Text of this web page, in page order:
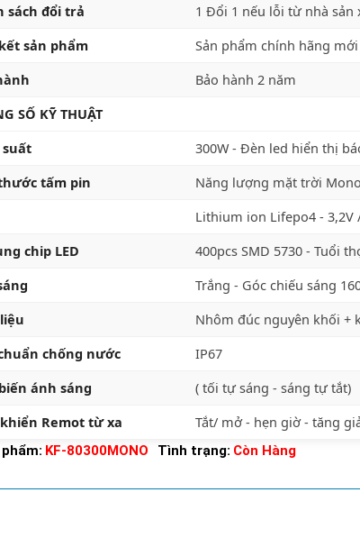
sách đổi trả
1 Đổi 1 nếu lỗi từ nhà sản
sản phẩm
Sản phẩm chính hãng
Bảo hành 2 năm
SỐ KỸ THUẬT
suất
300W - Đèn led hiển thị
tấm pin
Năng lượng mặt trời
Lithium ion Lifepo4 - 3,2V
chip LED
400pcs SMD 5730 - Tuổi
Trắng - Góc chiếu sáng
Nhôm đúc nguyên khối +
chống nước
IP67
ánh sáng
( tối tự sáng - sáng tự tắt)
Remot từ xa
Tắt/ mở - hẹn giờ - tăng
KF-80300MONO Tình trạng: Còn Hàng